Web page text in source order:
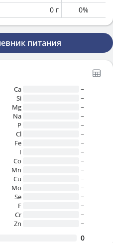
0 г 0%
питания
Ca
~
Si
~
Mg
~
Na
~
P
~
Cl
~
Fe
~
I
~
Co
~
Mn
~
Cu
~
Mo
~
Se
~
F
~
Cr
~
Zn
~
0